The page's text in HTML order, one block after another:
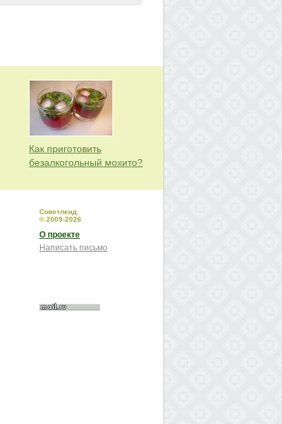
Как приготовить
безалкогольный мохито?
Советленд
© 2009-2026
О проекте
Написать письмо